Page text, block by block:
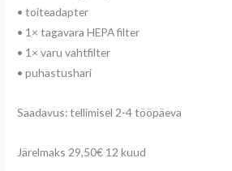
• toiteadapter
• 1× tagavara HEPA filter
• 1× varu vahtfilter
• puhastushari
Saadavus: tellimisel 2-4 tööpäeva
Järelmaks 29,50€ 12 kuud